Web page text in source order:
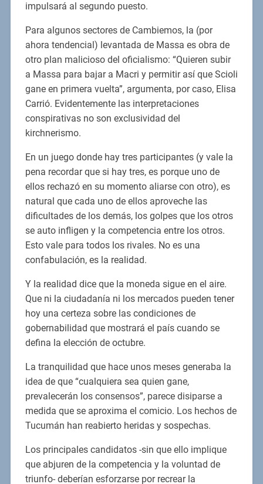
impulsará al segundo puesto.
Para algunos sectores de Cambiemos, la (por
ahora tendencial) levantada de Massa es obra de
otro plan malicioso del oficialismo: “Quieren subir
a Massa para bajar a Macri y permitir así que Scioli
gane en primera vuelta”, argumenta, por caso, Elisa
Carrió. Evidentemente las interpretaciones
conspirativas no son exclusividad del
kirchnerismo.
En un juego donde hay tres participantes (y vale la
pena recordar que si hay tres, es porque uno de
ellos rechazó en su momento aliarse con otro), es
natural que cada uno de ellos aproveche las
dificultades de los demás, los golpes que los otros
se auto infligen y la competencia entre los otros.
Esto vale para todos los rivales. No es una
confabulación, es la realidad.
Y la realidad dice que la moneda sigue en el aire.
Que ni la ciudadanía ni los mercados pueden tener
hoy una certeza sobre las condiciones de
gobernabilidad que mostrará el país cuando se
defina la elección de octubre.
La tranquilidad que hace unos meses generaba la
idea de que “cualquiera sea quien gane,
prevalecerán los consensos”, parece disiparse a
medida que se aproxima el comicio. Los hechos de
Tucumán han reabierto heridas y sospechas.
Los principales candidatos -sin que ello implique
que abjuren de la competencia y la voluntad de
triunfo- deberían esforzarse por recrear la